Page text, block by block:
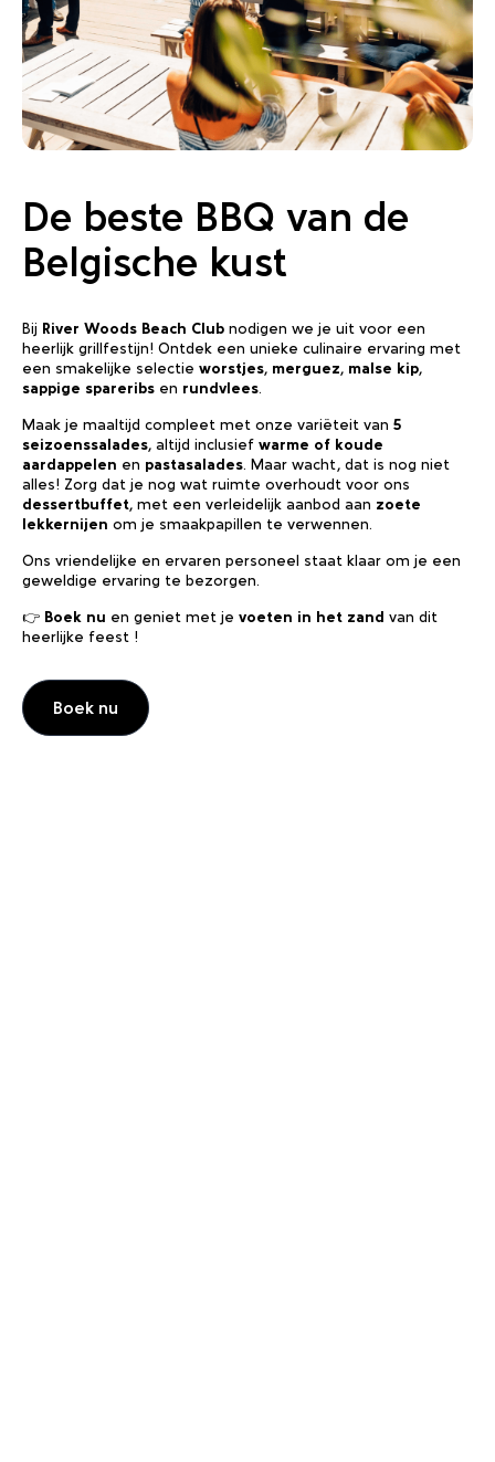
De beste BBQ van de
Belgische kust
Bij River Woods Beach Club nodigen we je uit voor een
heerlijk grillfestijn! Ontdek een unieke culinaire ervaring met
een smakelijke selectie worstjes, merguez, malse kip,
sappige spareribs en rundvlees.
Maak je maaltijd compleet met onze variëteit van 5
seizoenssalades, altijd inclusief warme of koude
aardappelen en pastasalades. Maar wacht, dat is nog niet
alles! Zorg dat je nog wat ruimte overhoudt voor ons
dessertbuffet, met een verleidelijk aanbod aan zoete
lekkernijen om je smaakpapillen te verwennen.
Ons vriendelijke en ervaren personeel staat klaar om je een
geweldige ervaring te bezorgen.
👉 Boek nu en geniet met je voeten in het zand van dit
heerlijke feest !
Boek nu